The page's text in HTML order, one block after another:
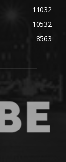
11032
10532
8563